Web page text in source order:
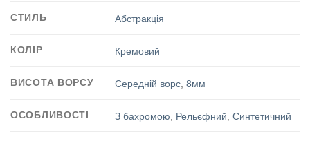
СТИЛЬ Абстракція
КОЛІР Кремовий
ВИСОТА ВОРСУ Середній ворс ,8мм
ОСОБЛИВОСТІ З бахромою Рельєфний ,Синтетичний